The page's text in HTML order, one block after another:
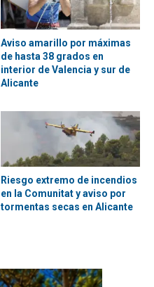
Aviso amarillo por máximas
de hasta 38 grados en
interior de Valencia y sur de
Alicante
Riesgo extremo de incendios
en la Comunitat y aviso por
tormentas secas en Alicante